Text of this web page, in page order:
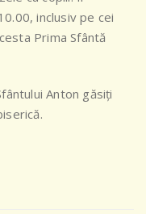
inclusiv pe cei
Prima Sfântă
Anton găsiți